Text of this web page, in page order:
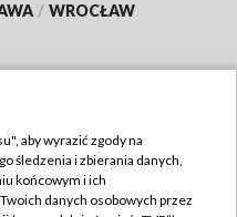
/ WROCŁAW
TVP
aby wyrazić zgody na
śledzenia i zbierania danych,
końcowym i ich
danych osobowych przez